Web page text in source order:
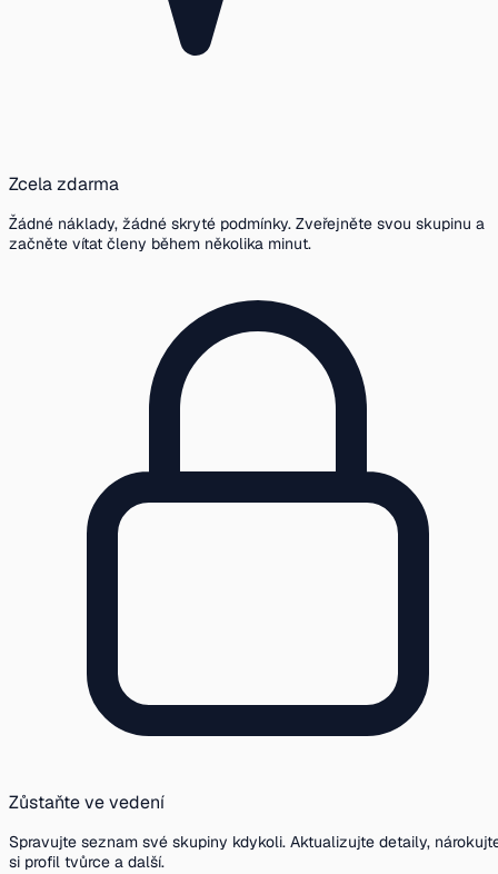
Zcela zdarma
Žádné náklady, žádné skryté podmínky. Zveřejněte svou skupinu a
začněte vítat členy během několika minut.
Zůstaňte ve vedení
Spravujte seznam své skupiny kdykoli. Aktualizujte detaily,
si profil tvůrce a další.